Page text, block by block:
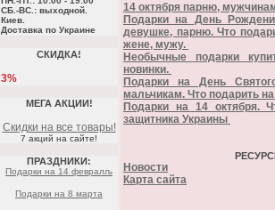
СБ.-ВС.: выходной.
Киев.
Доставка по Украине
СКИДКА!
3%
МЕГА АКЦИИ!
Скидки на все товары!
7 акций на сайте!
ПРАЗДНИКИ:
Подарки на 14 февралљ
Подарки на 8 марта
14 октября парню,
Подарки на День
девушке, парню. Что
жене, мужу.
Необычные подарки
новинки.
Подарки на День
мальчикам. Что подарить
Подарки на 14 октября.
защитника Украины
Новости
Карта сайта